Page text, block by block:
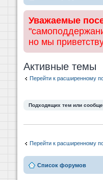
Уважаемые
но мы
Активные темы
Перейти к расширенному
Подходящих тем или
Перейти к расширенному
Список форумов